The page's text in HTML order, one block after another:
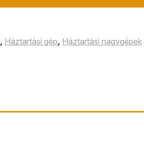
, Háztartási gép, Háztartási nagygépek